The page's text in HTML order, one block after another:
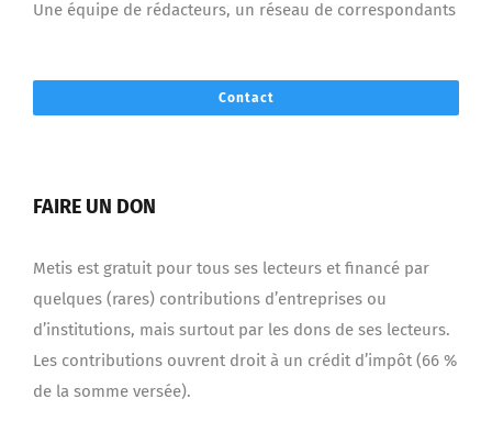
Une équipe de rédacteurs, un réseau de correspondants
Contact
FAIRE UN DON
Metis est gratuit pour tous ses lecteurs et financé par
quelques (rares) contributions d’entreprises ou
d’institutions, mais surtout par les dons de ses lecteurs.
Les contributions ouvrent droit à un crédit d’impôt (66 %
de la somme versée).